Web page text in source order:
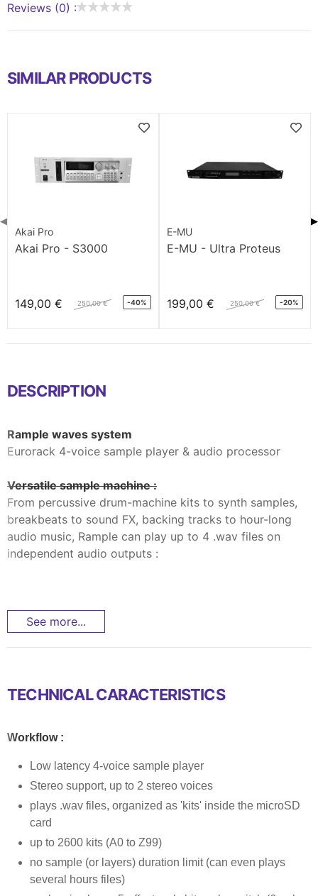
Reviews (0) :
SIMILAR PRODUCTS
Akai Pro
Akai Pro - S3000
149,00 € 250,00 € -40%
E-MU
E-MU - Ultra Proteus
199,00 € 250,00 € -20%
◀ ▶
DESCRIPTION
Rample waves system
Eurorack 4-voice sample player & audio processor
Versatile sample machine :
From percussive drum-machine kits to synth samples,
breakbeats to sound FX, backing tracks to hour-long
audio music, Rample can play up to 4 .wav files on
independent audio outputs :
See more...
TECHNICAL CARACTERISTICS
Workflow :
Low latency 4-voice sample player
Stereo support, up to 2 stereo voices
plays .wav files, organized as 'kits' inside the microSD
card
up to 2600 kits (A0 to Z99)
no sample (or layers) duration limit (can even plays
several hours files)